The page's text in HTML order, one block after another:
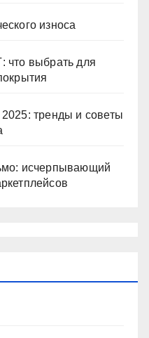
износа
что выбрать для
тренды и советы
исчерпывающий